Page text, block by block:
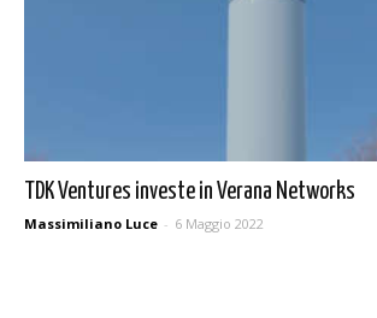
TDK Ventures investe in Verana Networks
Massimiliano Luce - 6 Maggio 2022